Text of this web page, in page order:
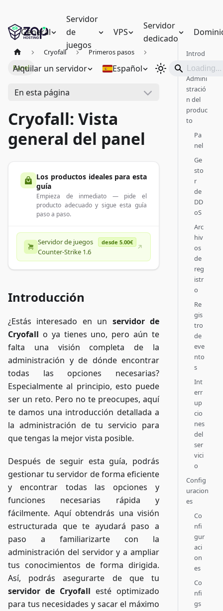
General
Servidor
de
juegos
VPS
Servidor
dedicado
Alquilar un servidor Español
Cryofall
Primeros pasos
Panel
En esta página
Cryofall: Vista
general del panel
Los productos ideales para esta
guía
Empieza de inmediato — pide el
producto adecuado y sigue esta guía
paso a paso.
Servidor de juegos
Counter-Strike 1.6
desde 5.00€
Introducción
¿Estás interesado en un servidor de
Cryofall o ya tienes uno, pero aún te
falta una visión completa de la
administración y de dónde encontrar
todas las opciones necesarias?
Especialmente al principio, esto puede
ser un reto. Pero no te preocupes, aquí
te damos una introducción detallada a
la administración de tu servicio para
que tengas la mejor vista posible.
Después de seguir esta guía, podrás
gestionar tu servidor de forma eficiente
y encontrar todas las opciones y
funciones necesarias rápida y
fácilmente. Aquí obtendrás una visión
estructurada que te ayudará paso a
paso a familiarizarte con la
administración del servidor y a ampliar
tus conocimientos de forma dirigida.
Así, podrás asegurarte de que tu
servidor de Cryofall esté optimizado
para tus necesidades y sacar el máximo
Introd
ucción
Admini
stració
n del
produc
to
Pa
nel
Ge
sto
r
de
DD
oS
Arc
hiv
os
de
reg
istr
o
Re
gis
tro
de
eve
nto
s
Int
err
up
cio
nes
del
ser
vici
o
Config
uracion
es
Co
nfi
gur
aci
on
es
Co
nfi
gs